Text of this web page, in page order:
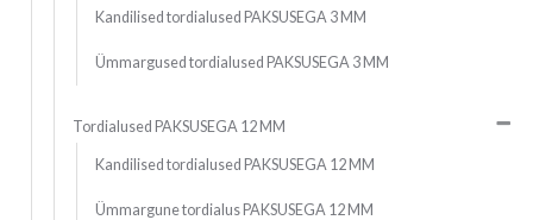
Kandilised tordialused PAKSUSEGA 3 MM
Ümmargused tordialused PAKSUSEGA 3 MM
Tordialused PAKSUSEGA 12 MM
Kandilised tordialused PAKSUSEGA 12 MM
Ümmargune tordialus PAKSUSEGA 12 MM